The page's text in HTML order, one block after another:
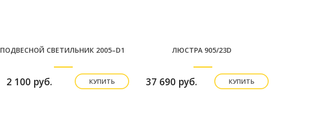
ПОДВЕСНОЙ СВЕТИЛЬНИК 2005–D1
2 100 руб. КУПИТЬ
ЛЮСТРА 905/23D
37 690 руб. КУПИТЬ